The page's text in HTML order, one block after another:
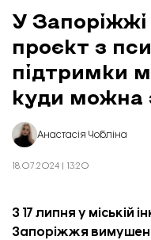
У
проєкт з
підтримки
куди можна
Анастасія Чобліна
18.07.2024 | 13:20
З 17 липня у міській
Запоріжжя